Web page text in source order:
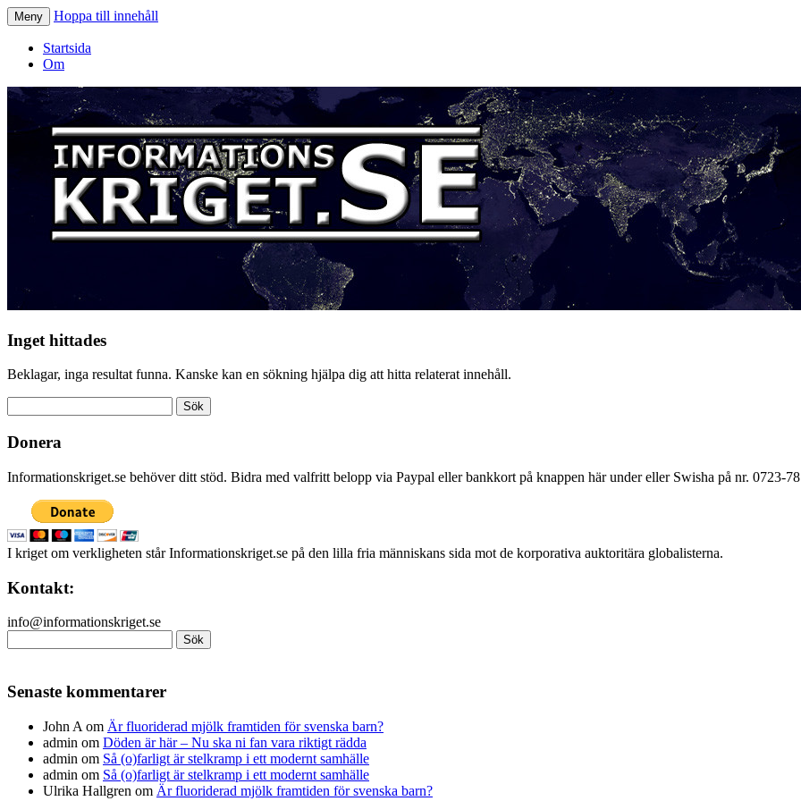
Informationskriget.se
Meny Hoppa till innehåll
Startsida
Om
Inget hittades
Beklagar, inga resultat funna. Kanske kan en sökning hjälpa dig att hitta relaterat innehåll.
efter:
Donera
Informationskriget.se behöver ditt stöd. Bidra med valfritt belopp via Paypal eller bankkort på knappen här under eller Swisha på nr. 0723-
I kriget om verkligheten står Informationskriget.se på den lilla fria människans sida mot de korporativa auktoritära globalisterna.
Kontakt:
info@informationskriget.se
efter:
Senaste kommentarer
John A om Är fluoriderad mjölk framtiden för svenska barn?
admin om Döden är här – Nu ska ni fan vara riktigt rädda
admin om Så (o)farligt är stelkramp i ett modernt samhälle
admin om Så (o)farligt är stelkramp i ett modernt samhälle
Ulrika Hallgren om Är fluoriderad mjölk framtiden för svenska barn?